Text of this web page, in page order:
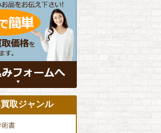
取ジャンル
術書